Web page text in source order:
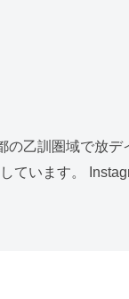
乙訓圏域で放デ
ています。